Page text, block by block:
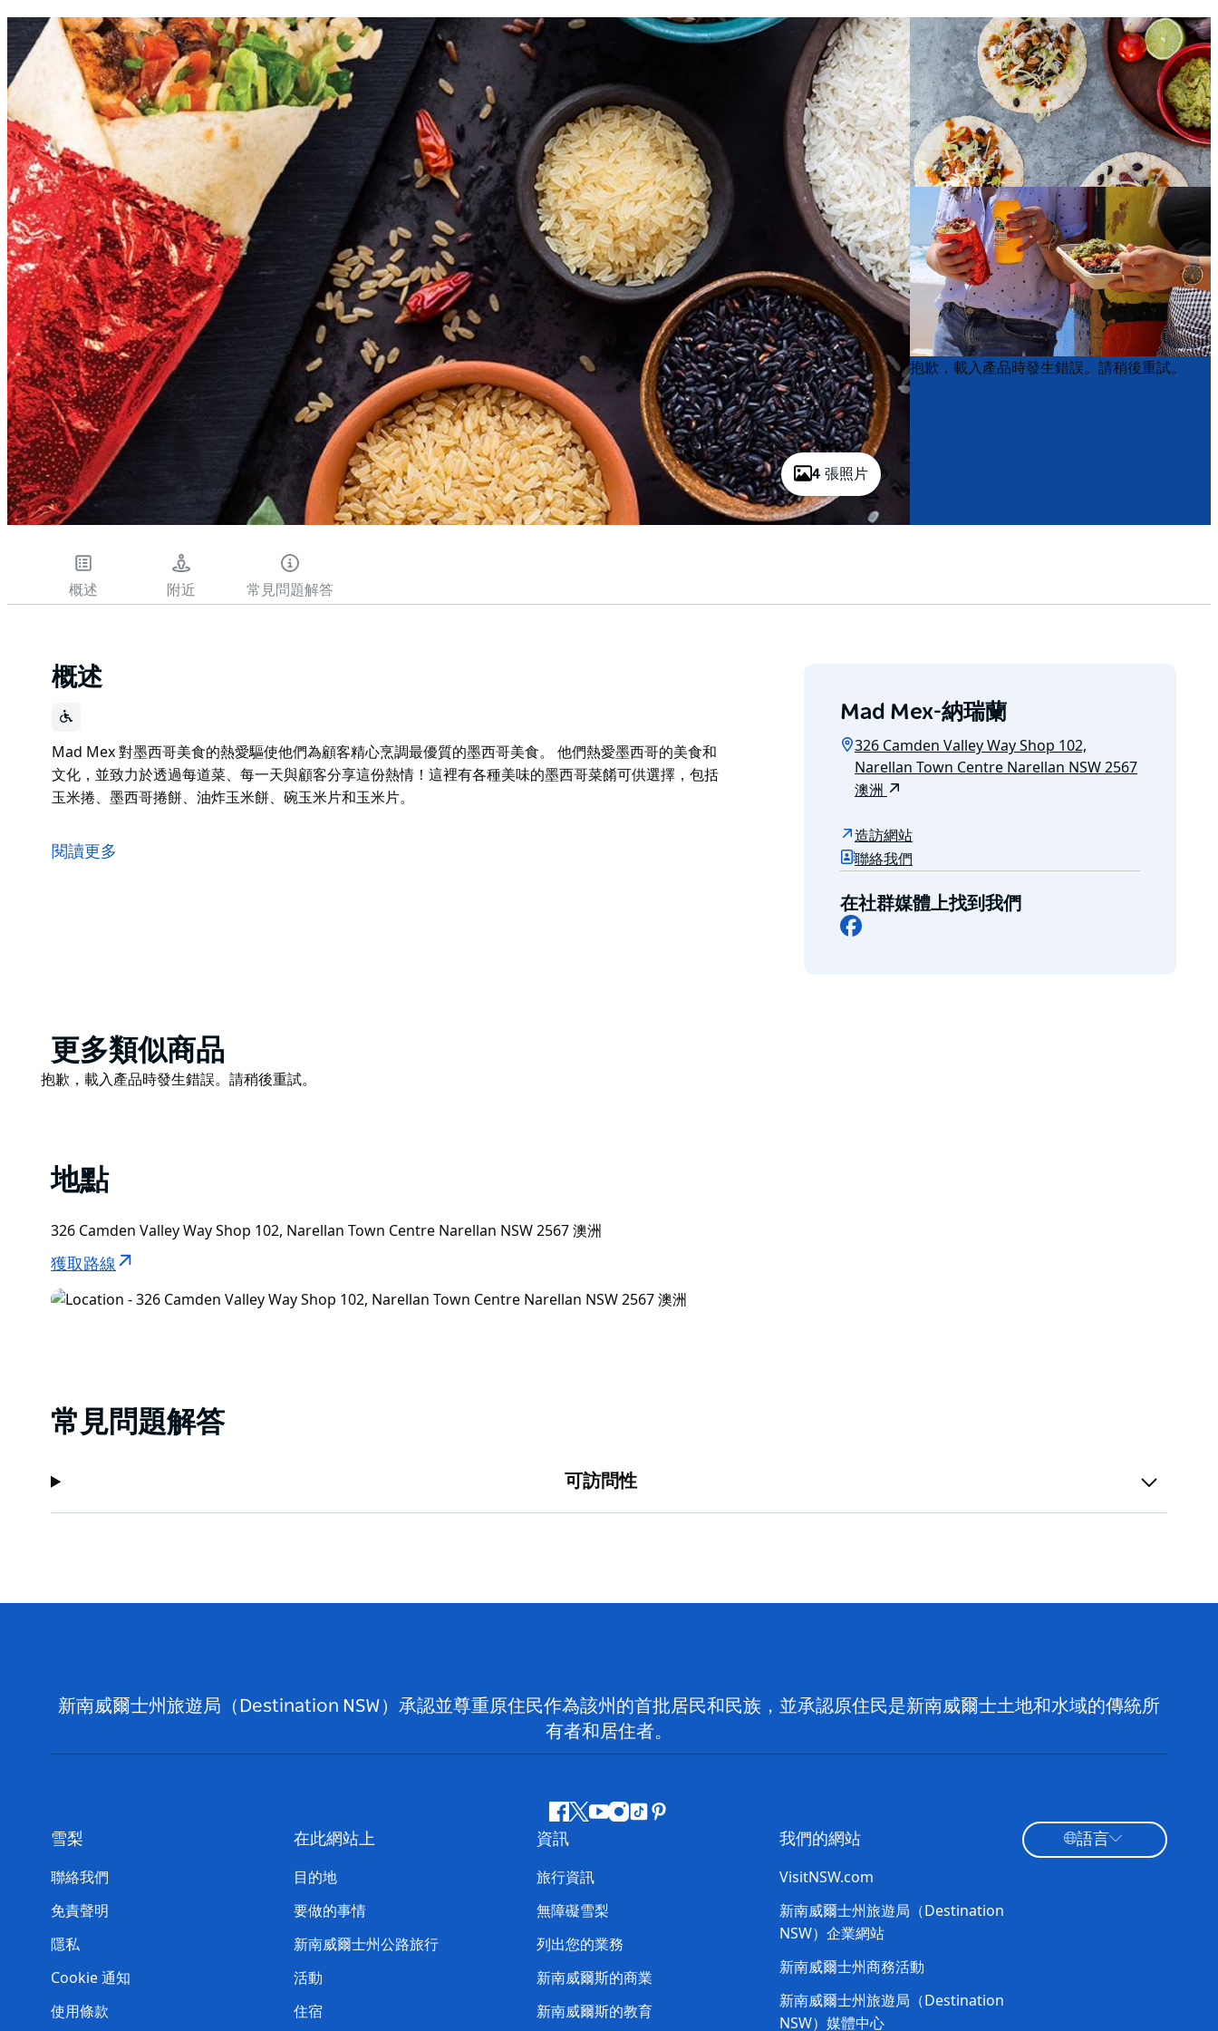
4 張照片
Product
List
Product
List
抱歉，載入產品時發生錯誤。請稍後重試。
概述 附近 常見問題解答
概述
Mad Mex 對墨西哥美食的熱愛驅使他們為顧客精心烹調最優質的墨西哥美食。 他們熱愛墨西哥的美食和
文化，並致力於透過每道菜、每一天與顧客分享這份熱情！這裡有各種美味的墨西哥菜餚可供選擇，包括
玉米捲、墨西哥捲餅、油炸玉米餅、碗玉米片和玉米片。
他們熱愛墨西哥的美食和文化，並致力於透過每道菜、每一天與顧客分享這份熱情！這裡有各種美味的墨
閱讀更多
Mad Mex-納瑞蘭
326 Camden Valley Way Shop 102,
Narellan Town Centre Narellan NSW 2567
澳洲
造訪網站
聯絡我們
在社群媒體上找到我們
Facebook
Product
List
更多類似商品
Product
抱歉，載入產品時發生錯誤。請稍後重試。
地點
326 Camden Valley Way Shop 102, Narellan Town Centre Narellan NSW 2567 澳洲
獲取路線
常見問題解答
可訪問性
新南威爾士州旅遊局（Destination NSW）承認並尊重原住民作為該州的首批居民和民族，並承認原住民是新南威爾士土地和水域的傳統所
有者和居住者。
Facebook
嘰
喳
喳
Youtube
Instagram
抖 Pinterest
雪梨
聯絡我們
免責聲明
隱私
Cookie 通知
使用條款
在此網站上
目的地
要做的事情
新南威爾士州公路旅行
活動
住宿
資訊
旅行資訊
無障礙雪梨
列出您的業務
新南威爾斯的商業
新南威爾斯的教育
我們的網站
VisitNSW.com
新南威爾士州旅遊局（Destination
NSW）企業網站
新南威爾士州商務活動
新南威爾士州旅遊局（Destination
NSW）媒體中心
語言